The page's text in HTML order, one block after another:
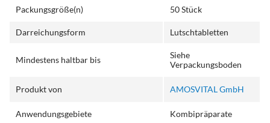
Packungsgröße(n) 50 Stück
Darreichungsform Lutschtabletten
Mindestens haltbar bis
Siehe
Verpackungsboden
Produkt von AMOSVITAL GmbH
Anwendungsgebiete Kombipräparate